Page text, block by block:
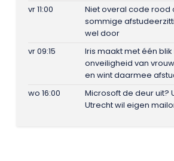
vr 11:00
Niet overal code rood
sommige
wel door
vr 09:15
Iris maakt met één
onveiligheid van
en wint daarmee
wo 16:00
Microsoft de deur uit?
Utrecht wil eigen